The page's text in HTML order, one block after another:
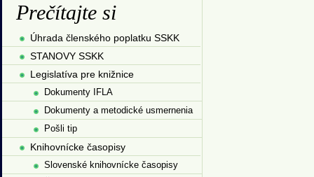
Prečítajte si
Úhrada členského poplatku SSKK
STANOVY SSKK
Legislatíva pre knižnice
Dokumenty IFLA
Dokumenty a metodické usmernenia
Pošli tip
Knihovnícke časopisy
Slovenské knihovnícke časopisy